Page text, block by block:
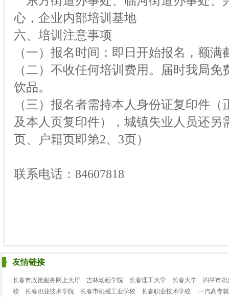
心，企业内部培训基地
六、培训注意事项
（一）报名时间：即日开始报名，额满
（二）不收任何培训费用。届时我局
饮品。
（三）报名者需持本人身份证复印件
及本人页复印件），城镇失业人员还
页、户籍页即第2、3页）
联系电话：84607818
友情链接
长春市政策服务网上大厅 吉林动画学院 长春理工大学 长春大学
四平市
校
长春职业技术学院 长春市机械工业学校 长春职业技术学校 一汽高专